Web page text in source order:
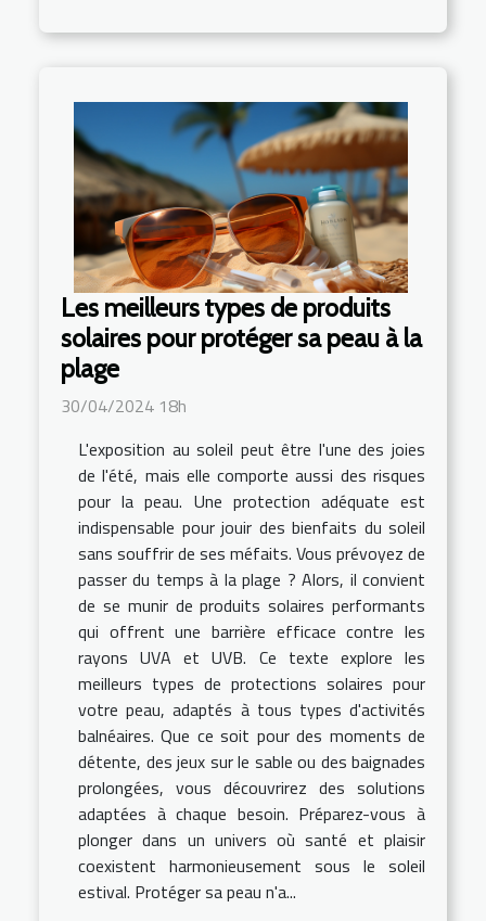
Les meilleurs types de produits
solaires pour protéger sa peau à la
plage
30/04/2024 18h
L'exposition au soleil peut être l'une des joies
de l'été, mais elle comporte aussi des risques
pour la peau. Une protection adéquate est
indispensable pour jouir des bienfaits du soleil
sans souffrir de ses méfaits. Vous prévoyez de
passer du temps à la plage ? Alors, il convient
de se munir de produits solaires performants
qui offrent une barrière efficace contre les
rayons UVA et UVB. Ce texte explore les
meilleurs types de protections solaires pour
votre peau, adaptés à tous types d'activités
balnéaires. Que ce soit pour des moments de
détente, des jeux sur le sable ou des baignades
prolongées, vous découvrirez des solutions
adaptées à chaque besoin. Préparez-vous à
plonger dans un univers où santé et plaisir
coexistent harmonieusement sous le soleil
estival. Protéger sa peau n'a...